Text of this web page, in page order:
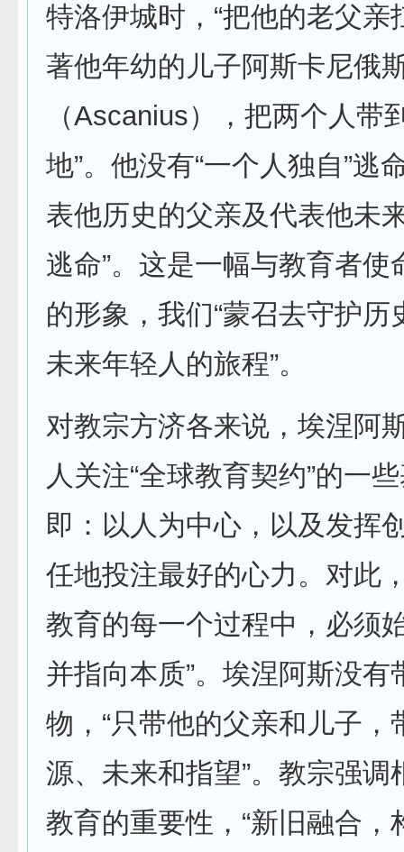
特洛伊城时，“把他的老父亲
著他年幼的儿子阿斯卡尼俄
（Ascanius），把两个人带
地”。他没有“一个人独自”逃
表他历史的父亲及代表他未
逃命”。这是一幅与教育者使
的形象，我们“蒙召去守护历
未来年轻人的旅程”。
对教宗方济各来说，埃涅阿
人关注“全球教育契约”的一
即：以人为中心，以及发挥
任地投注最好的心力。对此
教育的每一个过程中，必须
并指向本质”。埃涅阿斯没有
物，“只带他的父亲和儿子，
源、未来和指望”。教宗强调
教育的重要性，“新旧融合，